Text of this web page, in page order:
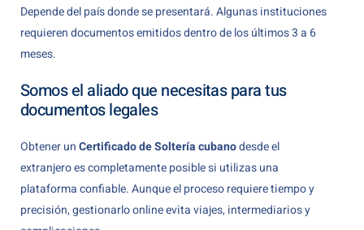
Depende del país donde se presentará. Algunas instituciones
requieren documentos emitidos dentro de los últimos 3 a 6
meses.
Somos el aliado que necesitas para tus
documentos legales
Obtener unCertificado de Soltería cubanodesde el
extranjero es completamente posible si utilizas una
plataforma confiable. Aunque el proceso requiere tiempo y
precisión, gestionarlo online evita viajes, intermediarios y